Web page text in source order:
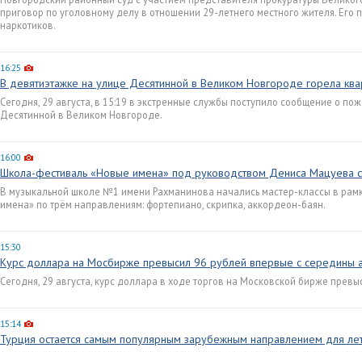
приговор по уголовному делу в отношении 29-летнего местного жителя.
наркотиков.
16:25
В девятиэтажке на улице Десятинной в Великом Новгороде горела
Сегодня, 29 августа, в 15:19 в экстренные службы поступило сообщение о
Десятинной в Великом Новгороде.
16:00
Школа-фестиваль «Новые имена» под руководством Дениса Мацуева
В музыкальной школе №1 имени Рахманинова начались мастер-классы в
имена» по трём направлениям: фортепиано, скрипка, аккордеон-баян.
15:30
Курс доллара на Мосбирже превысил 96 рублей впервые с середины
Сегодня, 29 августа, курс доллара в ходе торгов на Московской бирже
15:14
Турция остается самым популярным зарубежным направлением для